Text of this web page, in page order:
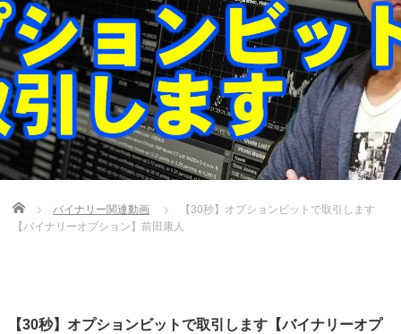
Home バイナリー関連動画
【30秒】オプションビットで取引します
【バイナリーオプション】前田康人
【30秒】オプションビットで取引します【バイナリーオプ